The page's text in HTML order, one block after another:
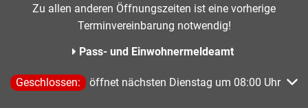
Zu allen anderen Öffnungszeiten ist eine vorherige
Terminvereinbarung notwendig!
Pass- und Einwohnermeldeamt
Klicken, um weitere Öffnungs- oder Schließzeiten
Geschlossen: öffnet nächsten Dienstag um 08:00 Uhr